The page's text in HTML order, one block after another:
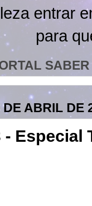
entrar
para
ABRIL DE
- Especial